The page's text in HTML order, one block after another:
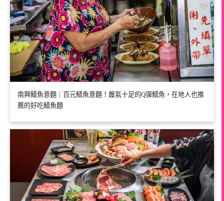
南興鱔魚意麵｜百元鱔魚意麵！鑊氣十足的Q彈鱔魚，在地人也推
薦的好吃鱔魚麵